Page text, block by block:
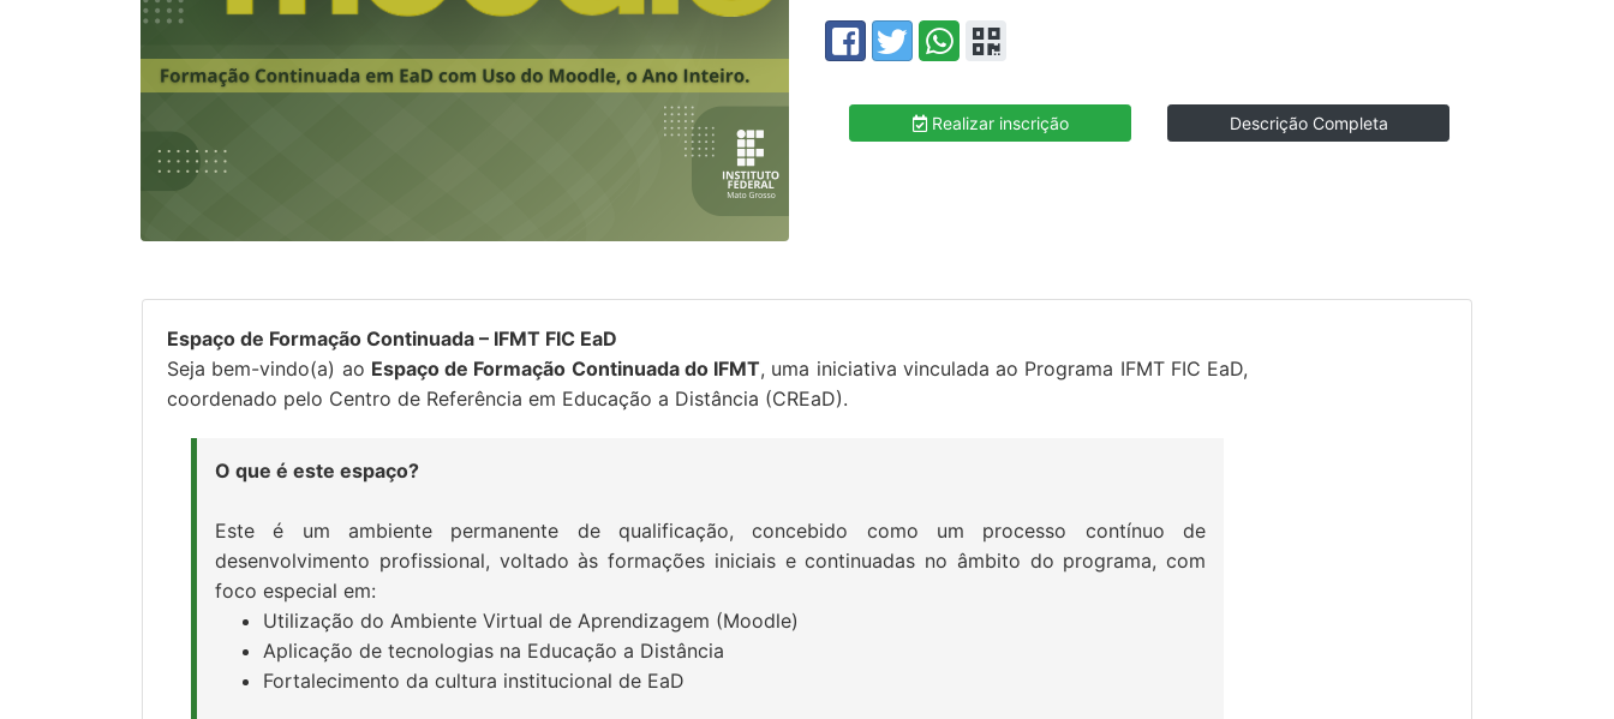
Realizar inscrição Descrição Completa
Espaço de Formação Continuada – IFMT FIC EaD
Seja bem-vindo(a) ao Espaço de Formação Continuada do IFMT, uma iniciativa vinculada ao Programa IFMT FIC EaD,
coordenado pelo Centro de Referência em Educação a Distância (CREaD).
O que é este espaço?
Este é um ambiente permanente de qualificação, concebido como um processo contínuo de
desenvolvimento profissional, voltado às formações iniciais e continuadas no âmbito do programa, com
foco especial em:
Utilização do Ambiente Virtual de Aprendizagem (Moodle)
Aplicação de tecnologias na Educação a Distância
Fortalecimento da cultura institucional de EaD